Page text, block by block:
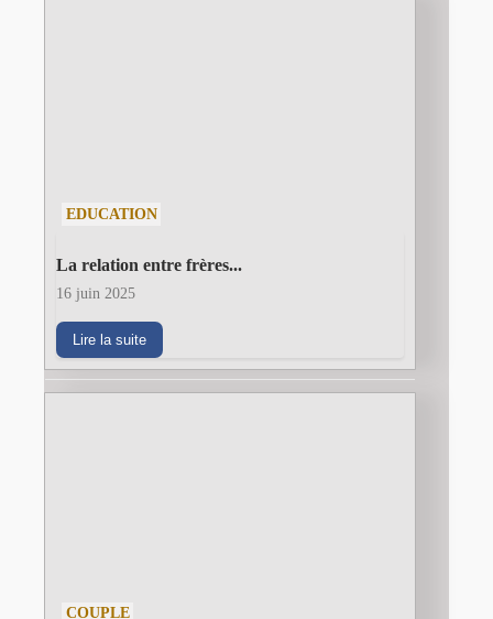
EDUCATION
La relation entre frères...
16 juin 2025
Lire la suite
COUPLE